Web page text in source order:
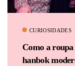
CURIOSIDADES
Como a
hanbok